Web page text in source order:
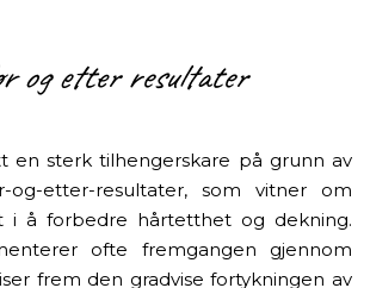
og etter resultater
en sterk tilhengerskare på grunn av
og-etter-resultater, som vitner om
i å forbedre hårtetthet og dekning.
ofte fremgangen gjennom
frem den gradvise fortykningen av